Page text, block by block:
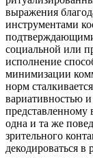
выражения
инструментами
социальной или
исполнение
минимизации
норм
вариативностью
одна и та же
зрительного
декодироваться в